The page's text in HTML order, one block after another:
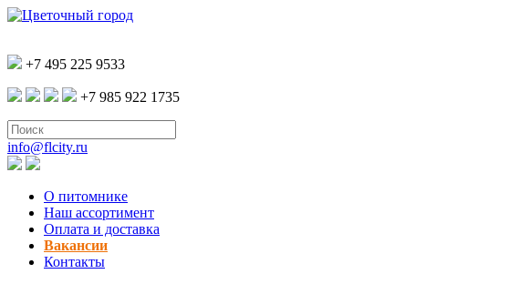
+7 495 225 9533
+7 985 922 1735
info@flcity.ru
О питомнике
Наш ассортимент
Оплата и доставка
Вакансии
Контакты